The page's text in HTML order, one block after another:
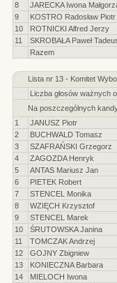
8
JARECKA Iwona
9
KOSTRO Radosław Piotr
10
ROTNICKI Alfred Jerzy
11
SKROBAŁA Paweł
Razem
Lista nr 13 - Komitet
Liczba głosów ważnych
Na poszczególnych
1
JANUSZ Piotr
2
BUCHWALD Tomasz
3
SZAFRAŃSKI Grzegorz
4
ZAGOZDA Henryk
5
ANTAS Mariusz Jan
6
PIETEK Robert
7
STENCEL Monika
8
WZIĘCH Krzysztof
9
STENCEL Marek
10
ŚRUTOWSKA Janina
11
TOMCZAK Andrzej
12
GOJNY Zbigniew
13
KONIECZNA Barbara
14
MIELOCH Iwona